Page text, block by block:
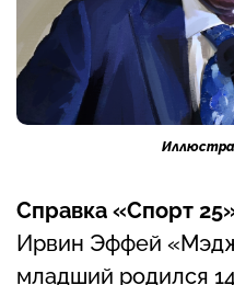
Справка «Спорт
Ирвин Эффей
младший родился 14